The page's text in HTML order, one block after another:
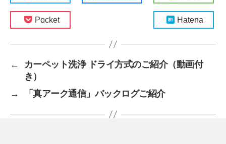
Pocket Hatena
←
カーペット洗浄 ドライ方式のご紹介（動画付
き）
→
「真アーク通信」バックログご紹介